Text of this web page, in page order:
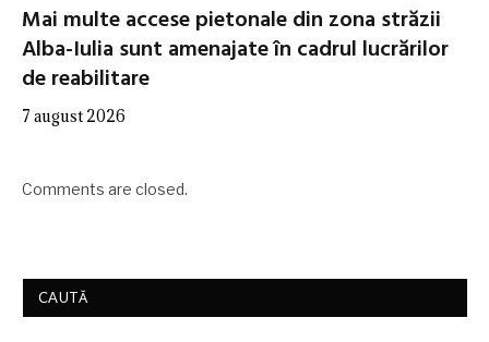
Mai multe accese pietonale din zona străzii
Alba-Iulia sunt amenajate în cadrul lucrărilor
de reabilitare
7 august 2026
Comments are closed.
CAUTĂ